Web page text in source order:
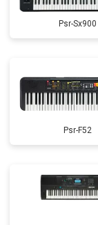
Psr-Sx900
Psr-F52